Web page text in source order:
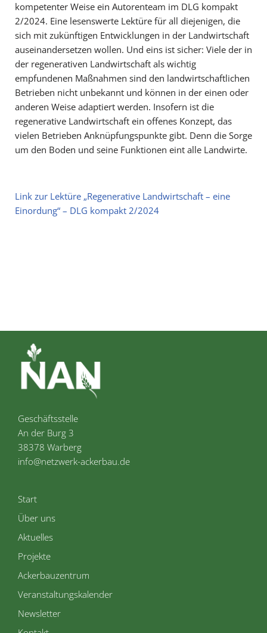
kompetenter Weise ein Autorenteam im DLG kompakt
2/2024. Eine lesenswerte Lektüre für all diejenigen, die
sich mit zukünftigen Entwicklungen in der Landwirtschaft
auseinandersetzen wollen. Und eins ist sicher: Viele der in
der regenerativen Landwirtschaft als wichtig
empfundenen Maßnahmen sind den landwirtschaftlichen
Betrieben nicht unbekannt und können in der einen oder
anderen Weise adaptiert werden. Insofern ist die
regenerative Landwirtschaft ein offenes Konzept, das
vielen Betrieben Anknüpfungspunkte gibt. Denn die Sorge
um den Boden und seine Funktionen eint alle Landwirte.
Link zur Lektüre „Regenerative Landwirtschaft – eine
Einordung“ – DLG kompakt 2/2024
Geschäftsstelle
An der Burg 3
38378 Warberg
info@netzwerk-ackerbau.de
Start
Über uns
Aktuelles
Projekte
Ackerbauzentrum
Veranstaltungskalender
Newsletter